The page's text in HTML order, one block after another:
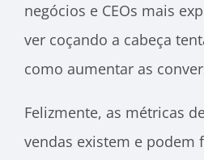
negócios e CEOs mais
ver coçando a cabeça
como aumentar as
Felizmente, as métricas
vendas existem e podem